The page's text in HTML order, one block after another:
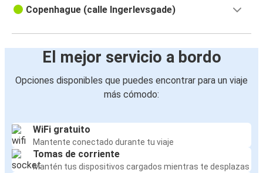
Copenhague (calle Ingerlevsgade)
El mejor servicio a bordo
Opciones disponibles que puedes encontrar para un viaje
más cómodo:
WiFi gratuito
Mantente conectado durante tu viaje
Tomas de corriente
Mantén tus dispositivos cargados mientras te desplazas